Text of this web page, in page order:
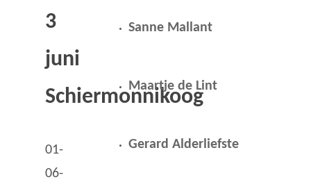
3
juni
Schiermonnikoog
01-
06-
Sanne Mallant
Maartje de Lint
Gerard Alderliefste